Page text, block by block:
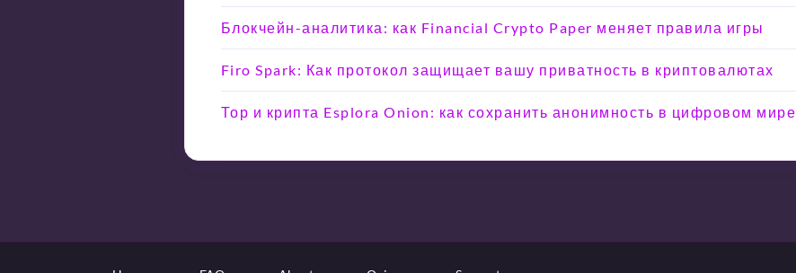
Блокчейн-аналитика: как Financial Crypto Paper меняет правила игры
Firo Spark: Как протокол защищает вашу приватность в криптовалютах
Тор и крипта Esplora Onion: как сохранить анонимность в цифровом мире